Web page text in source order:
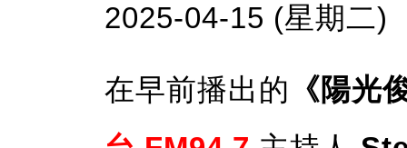
2025-04-15 (星期二)
在早前播出的 《陽光